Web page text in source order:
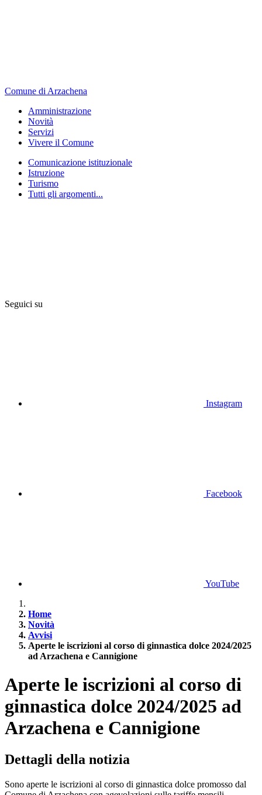
Comune di Arzachena
Amministrazione
Novità
Servizi
Vivere il Comune
Comunicazione istituzionale
Istruzione
Turismo
Tutti gli argomenti...
Seguici su
Instagram
Facebook
YouTube
Home
Novità
Avvisi
Aperte le iscrizioni al corso di ginnastica dolce 2024/2025
ad Arzachena e Cannigione
Aperte le iscrizioni al corso di
ginnastica dolce 2024/2025 ad
Arzachena e Cannigione
Dettagli della notizia
Sono aperte le iscrizioni al corso di ginnastica dolce promosso dal